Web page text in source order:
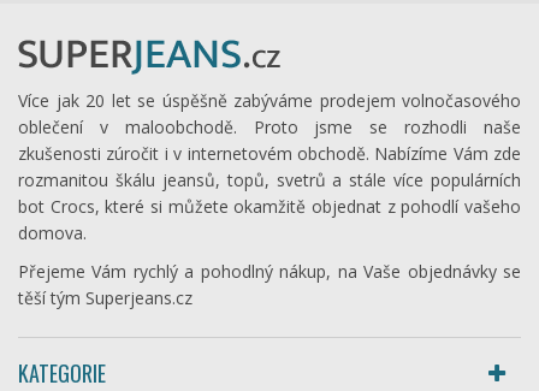
Více jak 20 let se úspěšně zabýváme prodejem volnočasového
oblečení v maloobchodě. Proto jsme se rozhodli naše
zkušenosti zúročit i v internetovém obchodě. Nabízíme Vám zde
rozmanitou škálu jeansů, topů, svetrů a stále více populárních
bot Crocs, které si můžete okamžitě objednat z pohodlí vašeho
domova.
Přejeme Vám rychlý a pohodlný nákup, na Vaše objednávky se
těší tým Superjeans.cz
KATEGORIE